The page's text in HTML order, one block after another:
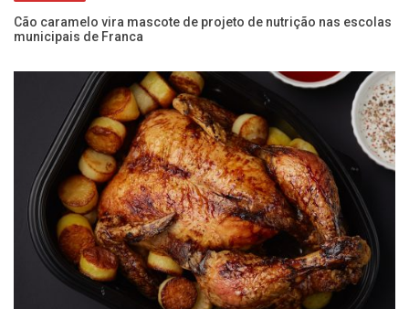
Cão caramelo vira mascote de projeto de nutrição nas escolas
municipais de Franca